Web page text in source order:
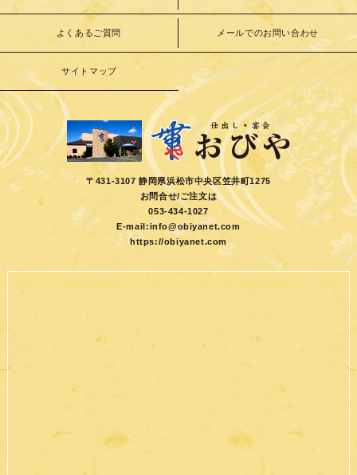
よくあるご質問 メールでのお問い合わせ
サイトマップ
〒431-3107 静岡県浜松市中央区笠井町1275
お問合せ/ご注文は
053-434-1027
E-mail:info@obiyanet.com
https://obiyanet.com